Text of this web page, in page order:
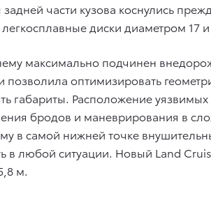
части кузова коснулись
диски диаметром 17
максимально подчинен
оптимизировать
габариты. Расположение
бродов и маневрирования в
в самой нижней точке
в любой ситуации. Новый Land
м.